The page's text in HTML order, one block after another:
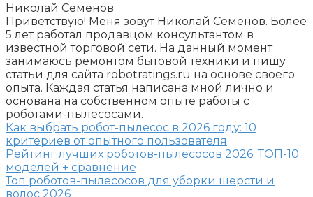
Николай Семенов
Приветствую! Меня зовут Николай Семенов. Более
5 лет работал продавцом консультантом в
известной торговой сети. На данный момент
занимаюсь ремонтом бытовой техники и пишу
статьи для сайта robotratings.ru на основе своего
опыта. Каждая статья написана мной лично и
основана на собственном опыте работы с
роботами-пылесосами.
Как выбрать робот-пылесос в 2026 году: 10
критериев от опытного пользователя
Рейтинг лучших роботов-пылесосов 2026: ТОП-10
моделей + сравнение
Топ роботов-пылесосов для уборки шерсти и
волос 2026